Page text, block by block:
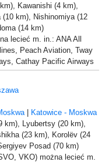
Kawanishi (4 km),
km), Nishinomiya (12
(14 km)
lecieć m. in.: ANA All
Peach Aviation, Tway
Cathay Pacific Airways
| Katowice - Moskwa
km), Lyubertsy (20 km),
(23 km), Korolëv (24
Posad (70 km)
VKO) można lecieć m.